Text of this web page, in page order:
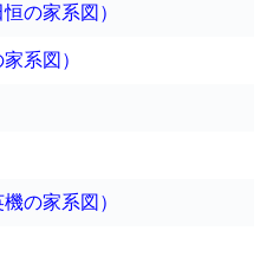
の家系図）
系図）
の家系図）